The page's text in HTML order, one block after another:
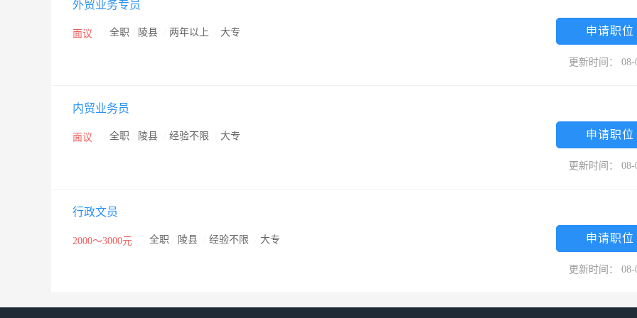
外贸业务专员
面议 全职 陵县 两年以上 大专 申请职位
更新时间： 08-
内贸业务员
面议 全职 陵县 经验不限 大专 申请职位
更新时间： 08-
行政文员
2000～3000元 全职 陵县 经验不限 大专 申请职位
更新时间： 08-